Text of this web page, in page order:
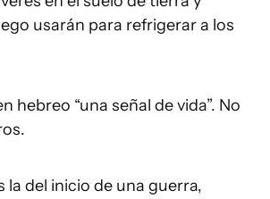
usarán para refrigerar a los
hebreo “una señal de vida”. No
la del inicio de una guerra,